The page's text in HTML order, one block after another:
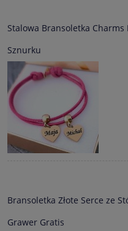
Stalowa Bransoletka Charms
Sznurku
Bransoletka Złote Serce ze
Grawer Gratis